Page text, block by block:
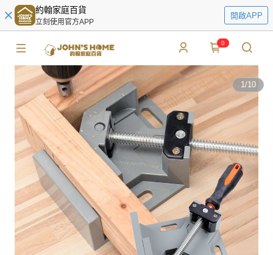
約翰家庭百貨
立刻使用官方APP
開啟APP
0
1/10